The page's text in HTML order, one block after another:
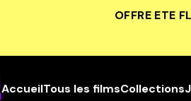
OFFRE ETE
AccueilTous les filmsCollections